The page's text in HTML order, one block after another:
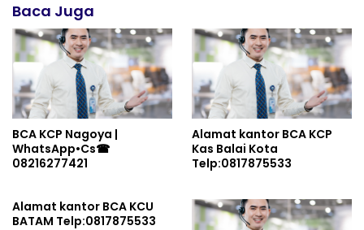
Baca Juga
BCA KCP Nagoya |
WhatsApp•Cs☎
08216277421
Alamat kantor BCA KCP
Kas Balai Kota
Telp:0817875533
Alamat kantor BCA KCU
BATAM Telp:0817875533